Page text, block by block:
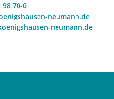
98 70-0
neumann.de
neumann.de